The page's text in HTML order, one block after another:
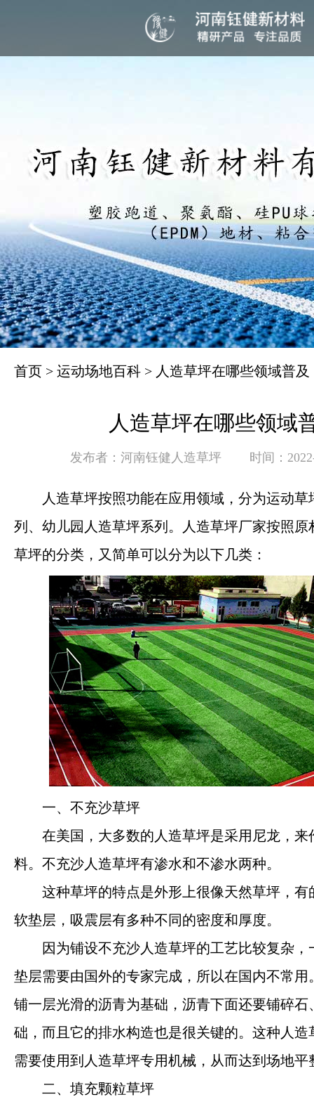
河南钰健新材料有限公司
跑道、聚氨酯、硅PU球场地材、三元乙丙橡
胶EPDM地材、粘合剂、人造草坪等体育运动
地材产品，钰健实体大厂一站式材料供应商。
首页 > 运动场地百科 > 人造草坪在哪些领域普及
人造草坪在哪些领域
发布者：河南钰健人造草坪 时间：
人造草坪按照功能在应用领域，分为运动
列、幼儿园人造草坪系列。人造草坪厂家按照原
草坪的分类，又简单可以分为以下几类：
一、不充沙草坪
在美国，大多数的人造草坪是采用尼龙，来
料。不充沙人造草坪有渗水和不渗水两种。
这种草坪的特点是外形上很像天然草坪，有
软垫层，吸震层有多种不同的密度和厚度。
因为铺设不充沙人造草坪的工艺比较复杂
垫层需要由国外的专家完成，所以在国内不常用
铺一层光滑的沥青为基础，沥青下面还要铺碎石
础，而且它的排水构造也是很关键的。这种人造
需要使用到人造草坪专用机械，从而达到场地
二、填充颗粒草坪